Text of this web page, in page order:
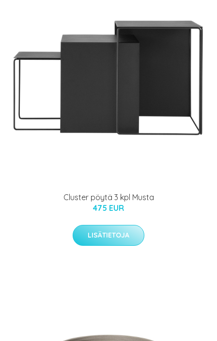
Cluster pöytä 3 kpl Musta
475 EUR
LISÄTIETOJA